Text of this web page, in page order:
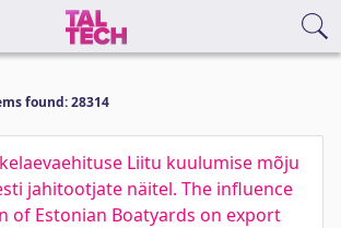
found: 28314
Liitu kuulumise mõju
jahitootjate näitel. The influence
of Estonian Boatyards on export